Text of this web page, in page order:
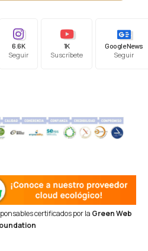
6.6K
Seguir
1K
Suscríbete
Google News
Seguir
certificados por la Green Web